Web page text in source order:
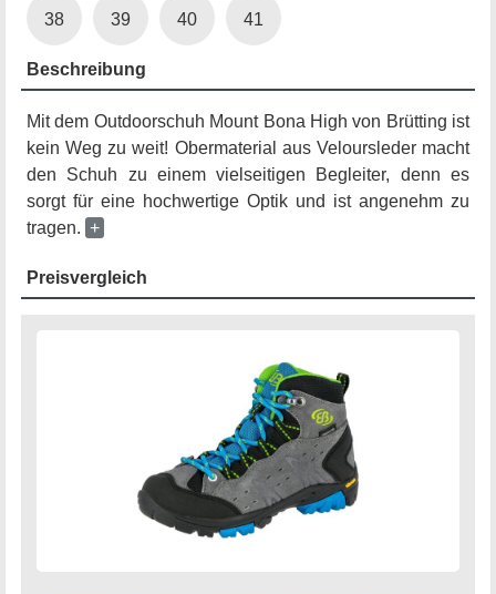
38 39 40 41
Beschreibung
Mit dem Outdoorschuh Mount Bona High von Brütting ist
kein Weg zu weit! Obermaterial aus Veloursleder macht
den Schuh zu einem vielseitigen Begleiter, denn es
sorgt für eine hochwertige Optik und ist angenehm zu
tragen. +
Preisvergleich